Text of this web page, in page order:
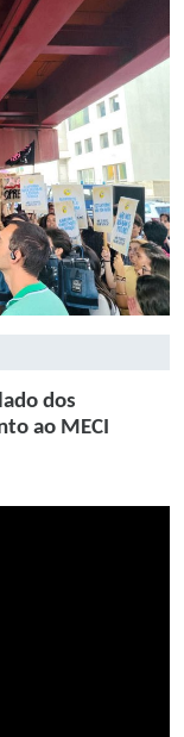
dos
ao MECI